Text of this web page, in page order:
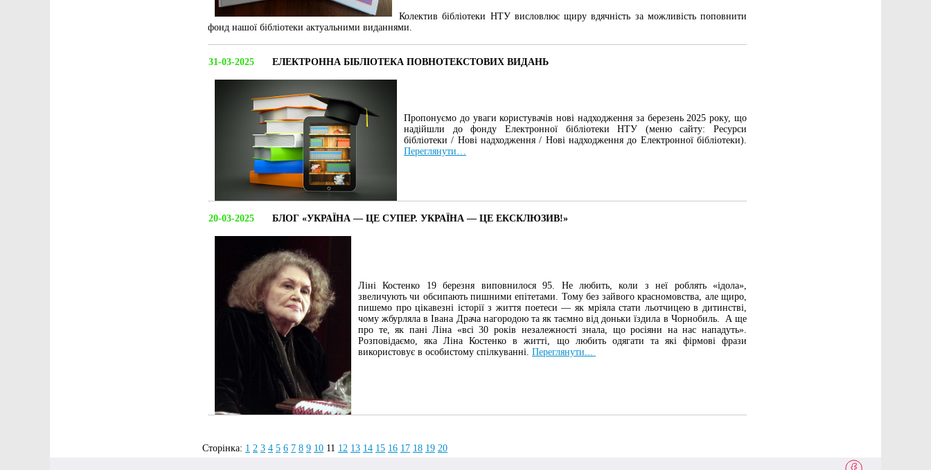
Колектив бібліотеки НТУ висловлює щиру вдячність за можливість поповнити
фонд нашої бібліотеки актуальними виданнями.
31-03-2025 ЕЛЕКТРОННА БІБЛІОТЕКА ПОВНОТЕКСТОВИХ ВИДАНЬ
Пропонуємо до уваги користувачів нові надходження за березень 2025 року, що
надійшли до фонду Електронної бібліотеки НТУ (меню сайту: Ресурси
бібліотеки / Нові надходження / Нові надходження до Електронної бібліотеки).
Переглянути…
20-03-2025 БЛОГ «УКРАЇНА — ЦЕ СУПЕР. УКРАЇНА — ЦЕ ЕКСКЛЮЗИВ!»
Ліні Костенко 19 березня виповнилося 95. Не любить, коли з неї роблять «ідола»,
звеличують чи обсипають пишними епітетами. Тому без зайвого красномовства, але щиро,
пишемо про цікавезні історії з життя поетеси — як мріяла стати льотчицею в дитинстві,
чому жбурляла в Івана Драча нагородою та як таємно від доньки їздила в Чорнобиль. А ще
про те, як пані Ліна «всі 30 років незалежності знала, що росіяни на нас нападуть».
Розповідаємо, яка Ліна Костенко в житті, що любить одягати та які фірмові фрази
використовує в особистому спілкуванні. Переглянути...
Сторінка: 1 2 3 4 5 6 7 8 9 10 11 12 13 14 15 16 17 18 19 20